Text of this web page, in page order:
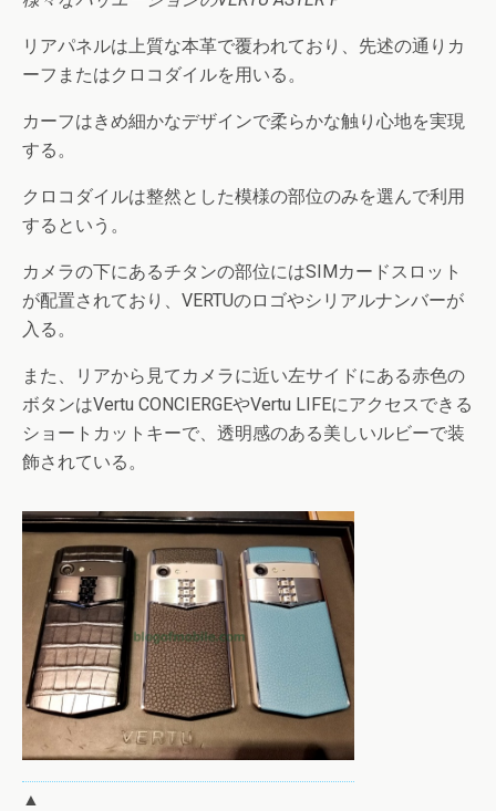
リアパネルは上質な本革で覆われており、先述の通りカ
ーフまたはクロコダイルを用いる。
カーフはきめ細かなデザインで柔らかな触り心地を実現
する。
クロコダイルは整然とした模様の部位のみを選んで利用
するという。
カメラの下にあるチタンの部位にはSIMカードスロット
が配置されており、VERTUのロゴやシリアルナンバーが
入る。
また、リアから見てカメラに近い左サイドにある赤色の
ボタンはVertu CONCIERGEやVertu LIFEにアクセスできる
ショートカットキーで、透明感のある美しいルビーで装
飾されている。
▲